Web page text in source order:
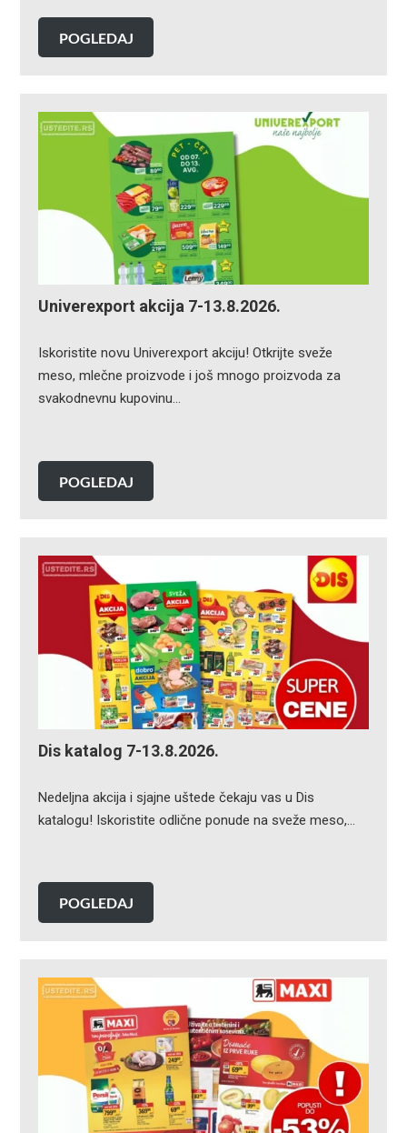
POGLEDAJ
Univerexport akcija 7-13.8.2026.
Iskoristite novu Univerexport akciju! Otkrijte sveže
meso, mlečne proizvode i još mnogo proizvoda za
svakodnevnu kupovinu…
POGLEDAJ
Dis katalog 7-13.8.2026.
Nedeljna akcija i sjajne uštede čekaju vas u Dis
katalogu! Iskoristite odlične ponude na sveže meso,…
POGLEDAJ